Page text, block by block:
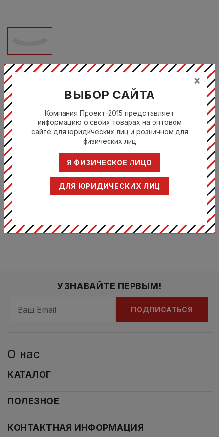
AZIONI.8A
БЛЮДО GONDOLA 18 СМ H 4СМ
Цена по запросу
Произодитель:
Сумисура /
Sumisura
АЦИОНИ /
AZIONI
УЗНАВАЙТЕ ПЕРВЫМ!
ПОДПИСАТЬСЯ
О нас
КАТАЛОГ
ПОЛЕЗНОЕ
КОНТАКТНАЯ ИНФОРМАЦИЯ
×
ВЫБОР САЙТА
Компания Проект-2015 представляет
информацию о своих товарах на оптовом
сайте для юридических лиц и розничном для
физических лиц
Я ФИЗИЧЕСКОЕ ЛИЦО
ДЛЯ ЮРИДИЧЕСКИХ ЛИЦ